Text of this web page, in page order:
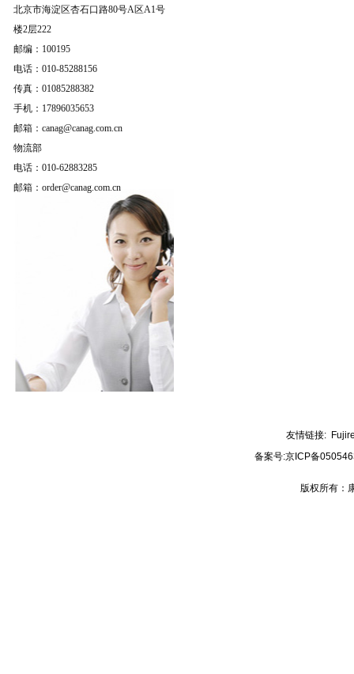
北京市海淀区杏石口路80号A区A1号
楼2层222
邮编：100195
电话：010-85288156
传真：01085288382
手机：17896035653
邮箱：canag@canag.com.cn
物流部
电话：010-62883285
邮箱：order@canag.com.cn
友情链接:
备案号:京ICP备
版权所有：